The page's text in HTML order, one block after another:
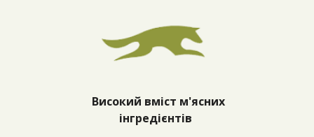
Високий вміст м'ясних
інгредієнтів